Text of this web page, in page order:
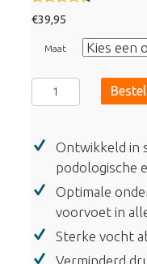
Gewaarde
erd
uit 5
€39,95
Maat
Metatarsalgia
Insoles
(7086)
aantal
Ontwikkeld in
podologische
Optimale
voorvoet in
Sterke vocht
Verminderd